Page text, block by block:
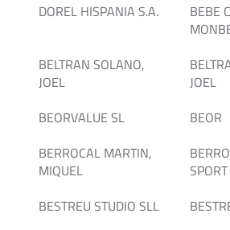
DOREL HISPANIA S.A.
BEBE
BELTRAN SOLANO,
JOEL
JOEL
BEORVALUE SL
BEOR
BERROCAL MARTIN,
MIQUEL
SPORT
BESTREU STUDIO SLL